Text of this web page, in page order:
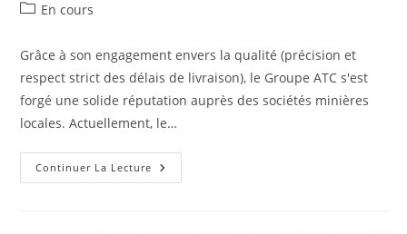
En cours
Grâce à son engagement envers la qualité (précision et
respect strict des délais de livraison), le Groupe ATC s'est
forgé une solide réputation auprès des sociétés minières
locales. Actuellement, le…
Continuer La Lecture